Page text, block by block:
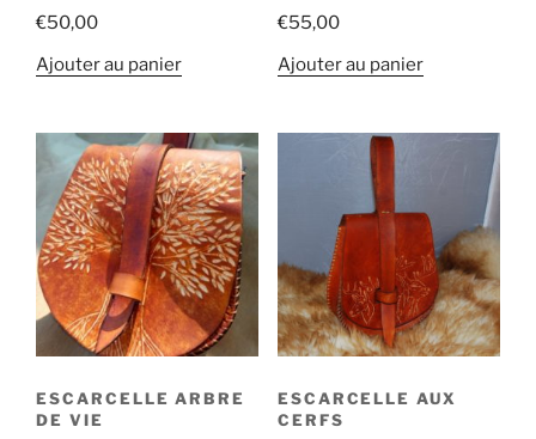
€50,00
Ajouter au panier
€55,00
Ajouter au panier
ESCARCELLE ARBRE
DE VIE
ESCARCELLE AUX
CERFS